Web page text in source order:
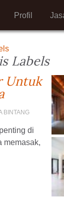
Profil
Labels
Untuk
BINTANG
di
memasak,